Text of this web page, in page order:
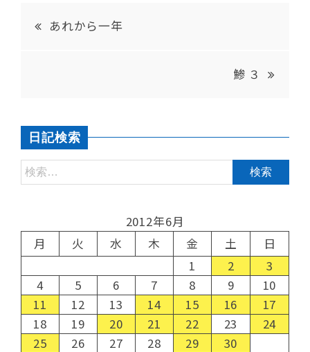
あれから一年
鯵 ３
日記検索
2012年6月
月
火 水 木 金 土
日
1
2
3
4
5 6 7 8 9
10
11
12 13 14 15 16
17
18
19 20 21 22 23
24
25
26 27 28 29 30